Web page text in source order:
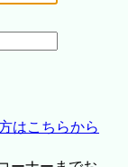
はこちらから